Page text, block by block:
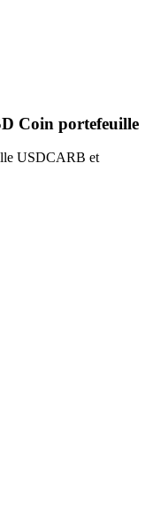
Coin portefeuille
USDCARB et